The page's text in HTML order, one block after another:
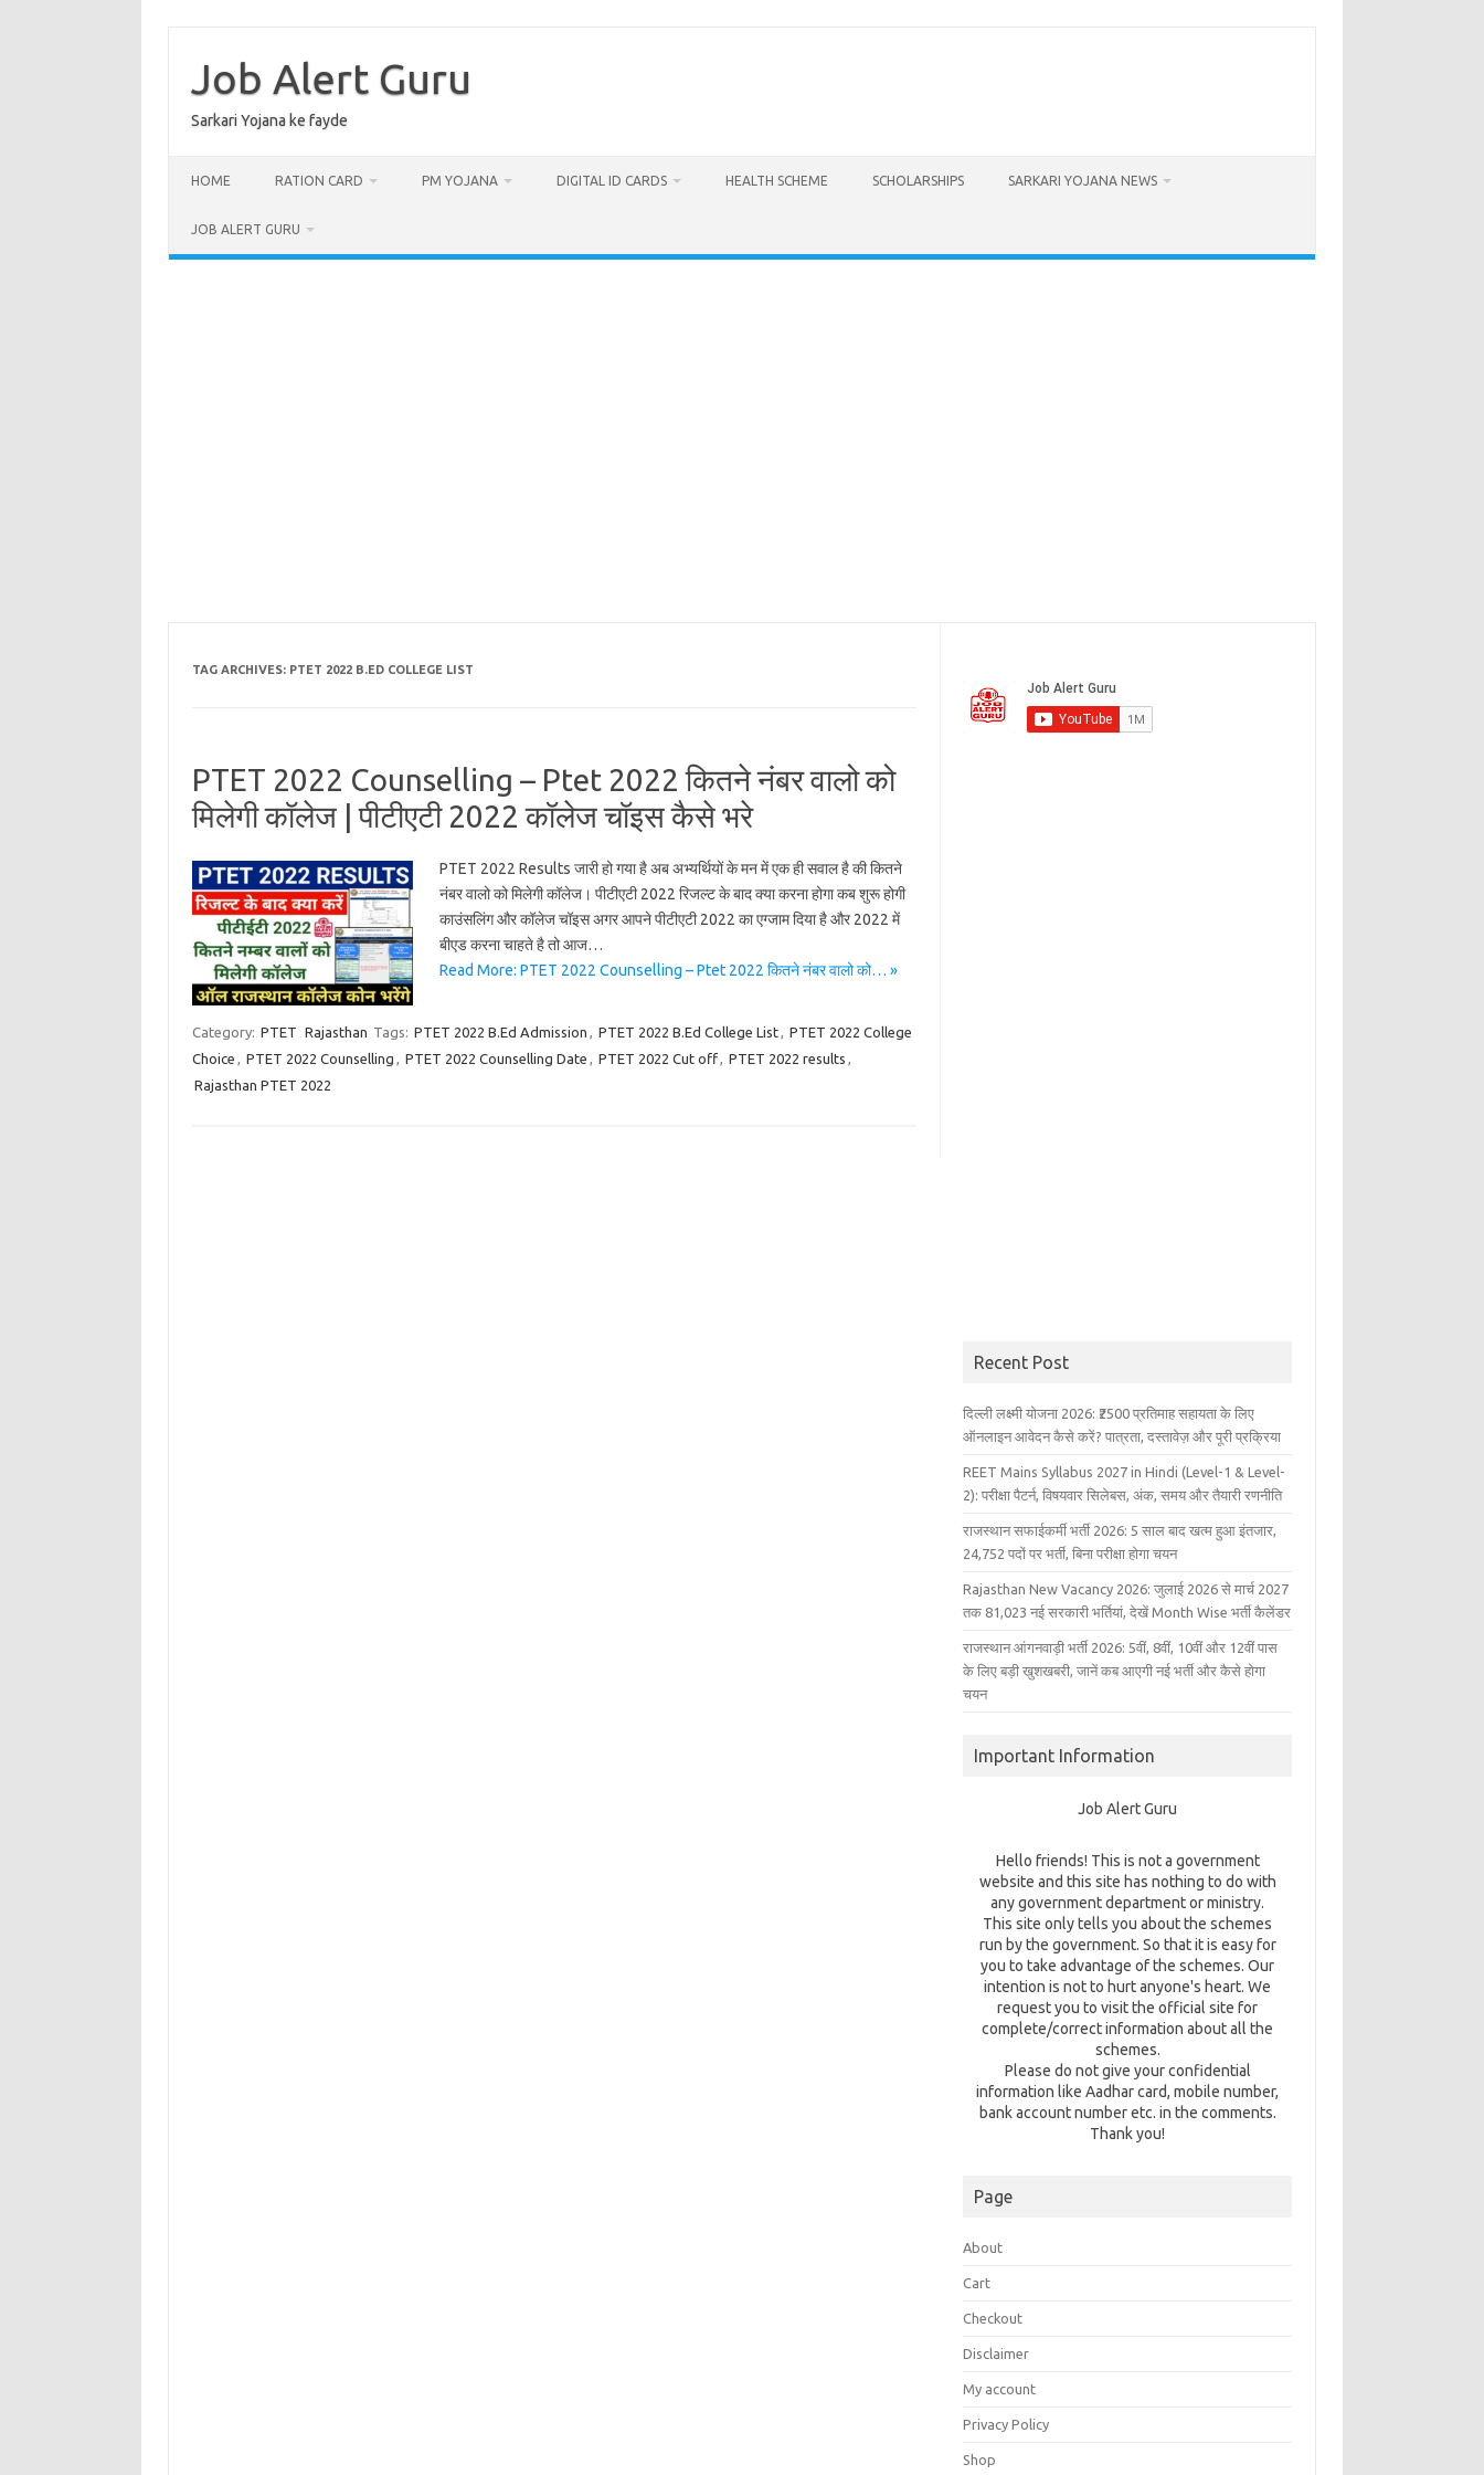
content
Job Alert Guru
Sarkari Yojana ke fayde
HOME RATION CARD PM YOJANA DIGITAL ID CARDS HEALTH SCHEME SCHOLARSHIPS SARKARI YOJANA NEWS
JOB ALERT GURU
TAG ARCHIVES: PTET 2022 B.ED COLLEGE LIST
PTET 2022 Counselling – Ptet 2022 कितने नंबर वालो को
मिलेगी कॉलेज | पीटीएटी 2022 कॉलेज चॉइस कैसे भरे
PTET 2022 Results जारी हो गया है अब अभ्यर्थियों के मन में एक ही सवाल है की कितने
नंबर वालो को मिलेगी कॉलेज। पीटीएटी 2022 रिजल्ट के बाद क्या करना होगा कब शुरू होगी
काउंसलिंग और कॉलेज चॉइस अगर आपने पीटीएटी 2022 का एग्जाम दिया है और 2022 में
बीएड करना चाहते है तो आज…
Read More: PTET 2022 Counselling – Ptet 2022 कितने नंबर वालो को… »
Category: PTET Rajasthan Tags: PTET 2022 B.Ed Admission PTET 2022 B.Ed College List
PTET 2022 College
Choice
PTET 2022 Counselling PTET 2022 Counselling Date PTET 2022 Cut off PTET 2022 results
Rajasthan PTET 2022
Recent Post
दिल्ली लक्ष्मी योजना 2026: ₹2500 प्रतिमाह सहायता के लिए
ऑनलाइन आवेदन कैसे करें? पात्रता, दस्तावेज़ और पूरी प्रक्रिया
REET Mains Syllabus 2027 in Hindi (Level-1 & Level-
2): परीक्षा पैटर्न, विषयवार सिलेबस, अंक, समय और तैयारी रणनीति
राजस्थान सफाईकर्मी भर्ती 2026: 5 साल बाद खत्म हुआ इंतजार,
24,752 पदों पर भर्ती, बिना परीक्षा होगा चयन
Rajasthan New Vacancy 2026: जुलाई 2026 से मार्च 2027
तक 81,023 नई सरकारी भर्तियां, देखें Month Wise भर्ती कैलेंडर
राजस्थान आंगनवाड़ी भर्ती 2026: 5वीं, 8वीं, 10वीं और 12वीं पास
के लिए बड़ी खुशखबरी, जानें कब आएगी नई भर्ती और कैसे होगा
चयन
Important Information
Job Alert Guru
Hello friends! This is not a government
website and this site has nothing to do with
any government department or ministry.
This site only tells you about the schemes
run by the government. So that it is easy for
you to take advantage of the schemes. Our
intention is not to hurt anyone's heart. We
request you to visit the official site for
complete/correct information about all the
schemes.
Please do not give your confidential
information like Aadhar card, mobile number,
bank account number etc. in the comments.
Thank you!
Page
About
Cart
Checkout
Disclaimer
My account
Privacy Policy
Shop